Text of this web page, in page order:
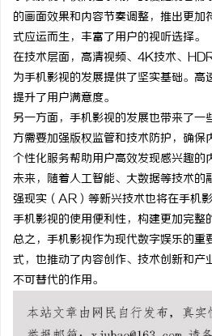
的画面效果和内容节奏调整，推出更
式应运而生，丰富了用户的视听选择。
在技术层面，高清视频、4K技术、
为手机影视的发展提供了坚实基础。
提升了用户满意度。
另一方面，手机影视的发展也带来了
方需要加强版权监管和技术防护，确
个性化服务帮助用户高效发现感兴趣的
未来，随着人工智能、大数据等技术
强现实（AR）等新兴技术也将在手机
手机影视的使用便利性，构建更加完整
总之，手机影视作为现代数字娱乐的
式，也推动了内容创作、技术创新和
不可替代的作用。